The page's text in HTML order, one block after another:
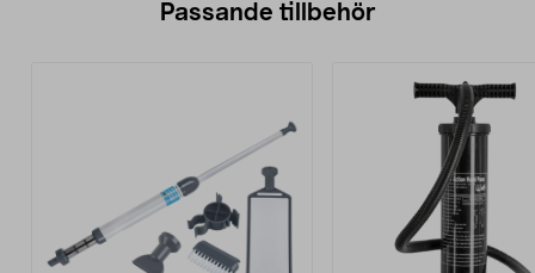
Passande tillbehör